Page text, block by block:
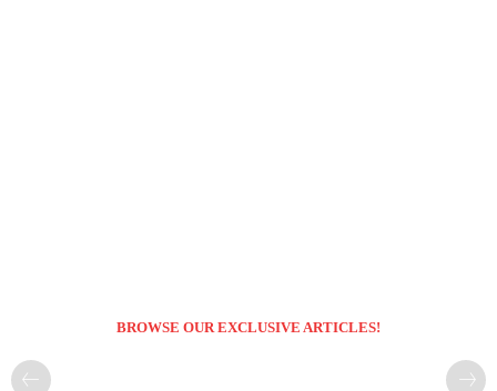
BROWSE OUR EXCLUSIVE ARTICLES!